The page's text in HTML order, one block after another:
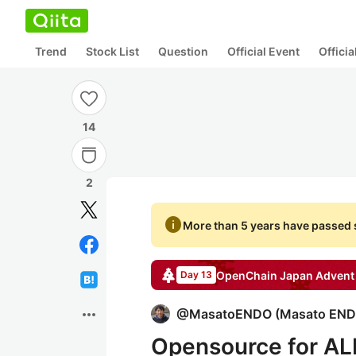
Trend Stock List Question Official Event
14
2
more_horiz
infoMore than 5 years have passed
Day 13 OpenChain Japan
@MasatoENDO (Masato
Opensource for